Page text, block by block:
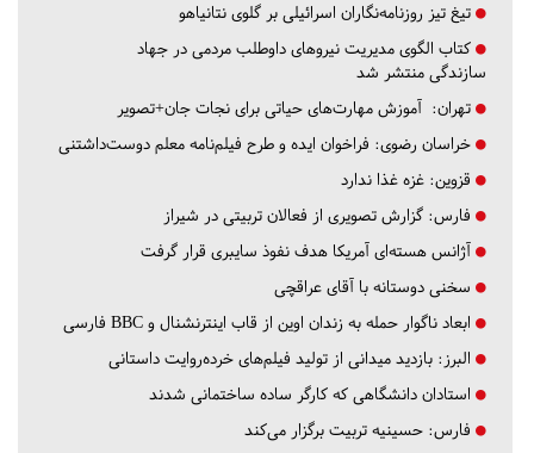
تیغ تیز روزنامه‌نگاران اسرائیلی بر گلوی نتانیاهو
کتاب الگوی مدیریت نیروهای داوطلب مردمی در جهاد
سازندگی منتشر شد
تهران: آموزش مهارت‌های حیاتی برای نجات جان+تصویر
خراسان رضوی: فراخوان ایده و طرح فیلم‌نامه معلم دوست‌داشتنی
قزوین: غزه غذا ندارد
فارس: گزارش تصویری از فعالان تربیتی در شیراز
آژانس هسته‌ای آمریکا هدف نفوذ سایبری قرار گرفت
سخنی دوستانه با آقای عراقچی
ابعاد ناگوار حمله به زندان اوین از قاب اینترنشنال و BBC فارسی
البرز: بازدید میدانی از تولید فیلم‌های خرده‌روایت داستانی
استادان دانشگاهی که کارگر ساده ساختمانی شدند
فارس: حسینیه تربیت برگزار می‌کند